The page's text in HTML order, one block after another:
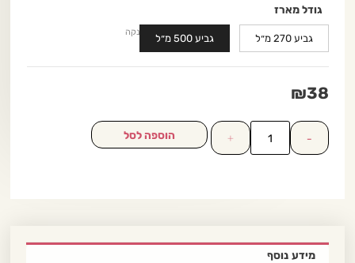
גודל מארז
גביע 270 מ״ל גביע 500 מ״ל
נקה
₪38
הוספה לסל
מידע נוסף